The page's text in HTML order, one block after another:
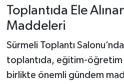
Toplantıda Ele
Maddeleri
Sürmeli Toplantı
toplantıda, eğitim-öğretim
birlikte önemli gündem